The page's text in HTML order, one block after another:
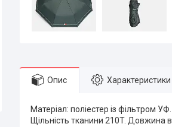
Опис Характеристики
Матеріал: поліестер із фільтром
Щільність тканини 210T. Довжина